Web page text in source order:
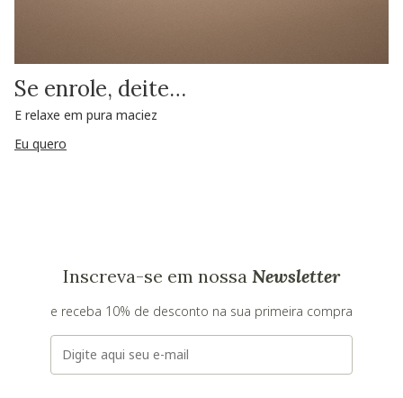
Se enrole, deite…
E relaxe em pura maciez
Eu quero
Inscreva-se em nossa Newsletter
e receba 10% de desconto na sua primeira compra
E-mail